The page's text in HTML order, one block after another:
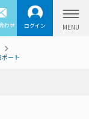
わせ ログイン
ート